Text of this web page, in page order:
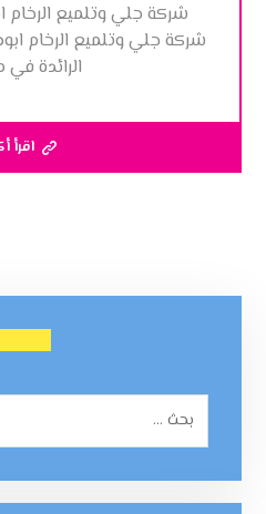
شركة جلي وتلميع
شركة جلي وتلميع الرخام
الرائدة في
اقرأ